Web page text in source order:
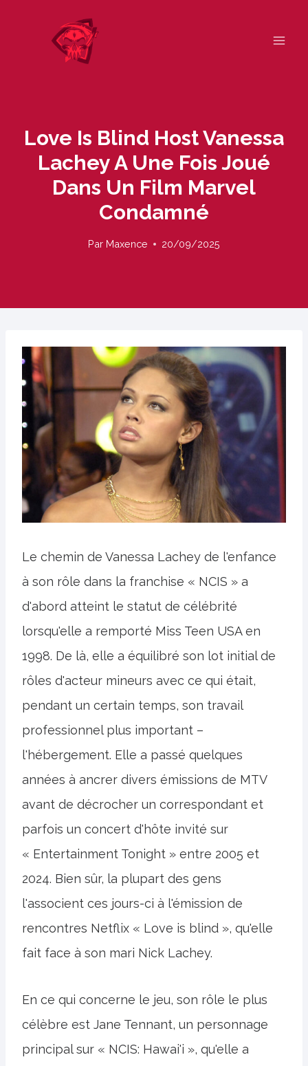
Love Is Blind Host Vanessa
Lachey A Une Fois Joué
Dans Un Film Marvel
Condamné
Par Maxence 20/09/2025
Le chemin de Vanessa Lachey de l'enfance
à son rôle dans la franchise « NCIS » a
d'abord atteint le statut de célébrité
lorsqu'elle a remporté Miss Teen USA en
1998. De là, elle a équilibré son lot initial de
rôles d'acteur mineurs avec ce qui était,
pendant un certain temps, son travail
professionnel plus important –
l'hébergement. Elle a passé quelques
années à ancrer divers émissions de MTV
avant de décrocher un correspondant et
parfois un concert d'hôte invité sur
« Entertainment Tonight » entre 2005 et
2024. Bien sûr, la plupart des gens
l'associent ces jours-ci à l'émission de
rencontres Netflix « Love is blind », qu'elle
fait face à son mari Nick Lachey.
En ce qui concerne le jeu, son rôle le plus
célèbre est Jane Tennant, un personnage
principal sur « NCIS: Hawai'i », qu'elle a